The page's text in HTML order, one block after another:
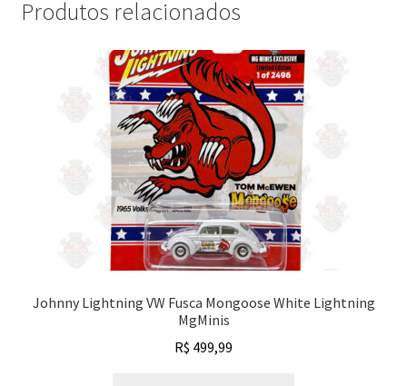
Produtos relacionados
Johnny Lightning VW Fusca Mongoose White Lightning
MgMinis
R$ 499,99